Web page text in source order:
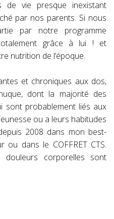
vie presque inexistant
par nos parents. Si nous
par notre programme
grâce à lui ! et
nutrition de l’époque.
et chroniques aux dos,
dont la majorité des
sont probablement liés aux
ou a leurs habitudes
2008 dans mon best-
dans le COFFRET CTS.
corporelles sont